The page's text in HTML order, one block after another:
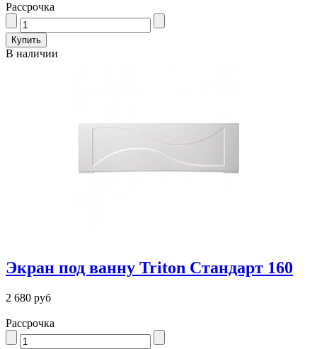
Рассрочка
В наличии
Экран под ванну Triton Стандарт 160
2 680 руб
Рассрочка